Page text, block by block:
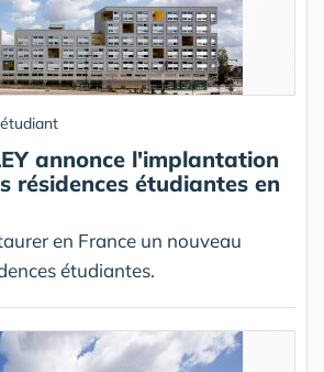
annonce l'implantation
résidences étudiantes en
en France un nouveau
étudiantes.